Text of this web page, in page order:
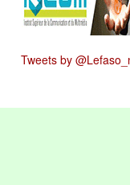
Tweets by